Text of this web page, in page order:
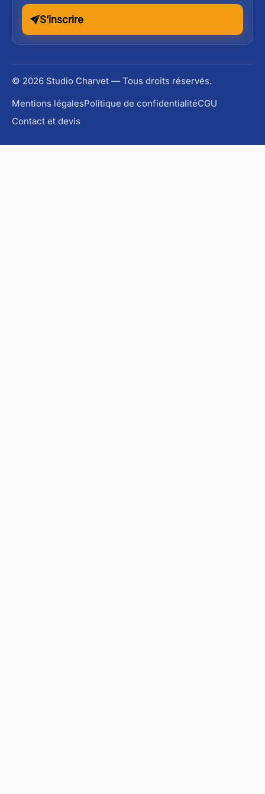
S’inscrire
© 2026 Studio Charvet — Tous droits réservés.
Mentions légalesPolitique de confidentialitéCGU
Contact et devis